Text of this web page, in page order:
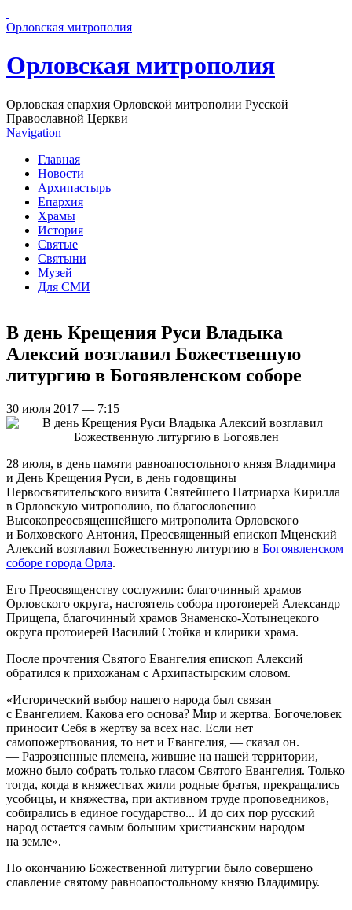
Орловская митрополия
Орловская митрополия
Орловская епархия Орловской митрополии Русской
Православной Церкви
Navigation
Главная
Новости
Архипастырь
Епархия
Храмы
История
Святые
Святыни
Музей
Для СМИ
В день Крещения Руси Владыка
Алексий возглавил Божественную
литургию в Богоявленском соборе
30 июля 2017 — 7:15
28 июля, в день памяти равноапостольного князя Владимира
и День Крещения Руси, в день годовщины
Первосвятительского визита Святейшего Патриарха Кирилла
в Орловскую митрополию, по благословению
Высокопреосвященнейшего митрополита Орловского
и Болховского Антония, Преосвященный епископ Мценский
Алексий возглавил Божественную литургию в Богоявленском
соборе города Орла.
Его Преосвященству сослужили: благочинный храмов
Орловского округа, настоятель собора протоиерей Александр
Прищепа, благочинный храмов Знаменско-Хотынецекого
округа протоиерей Василий Стойка и клирики храма.
После прочтения Святого Евангелия епископ Алексий
обратился к прихожанам с Архипастырским словом.
«Исторический выбор нашего народа был связан
с Евангелием. Какова его основа? Мир и жертва. Богочеловек
приносит Себя в жертву за всех нас. Если нет
самопожертвования, то нет и Евангелия, — сказал он.
— Разрозненные племена, жившие на нашей территории,
можно было собрать только гласом Святого Евангелия. Только
тогда, когда в княжествах жили родные братья, прекращались
усобицы, и княжества, при активном труде проповедников,
собирались в единое государство... И до сих пор русский
народ остается самым большим христианским народом
на земле».
По окончанию Божественной литургии было совершено
славление святому равноапостольному князю Владимиру.